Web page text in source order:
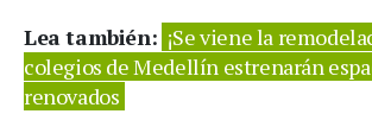
Lea también: ¡Se viene la
colegios de Medellín estrenarán
renovados